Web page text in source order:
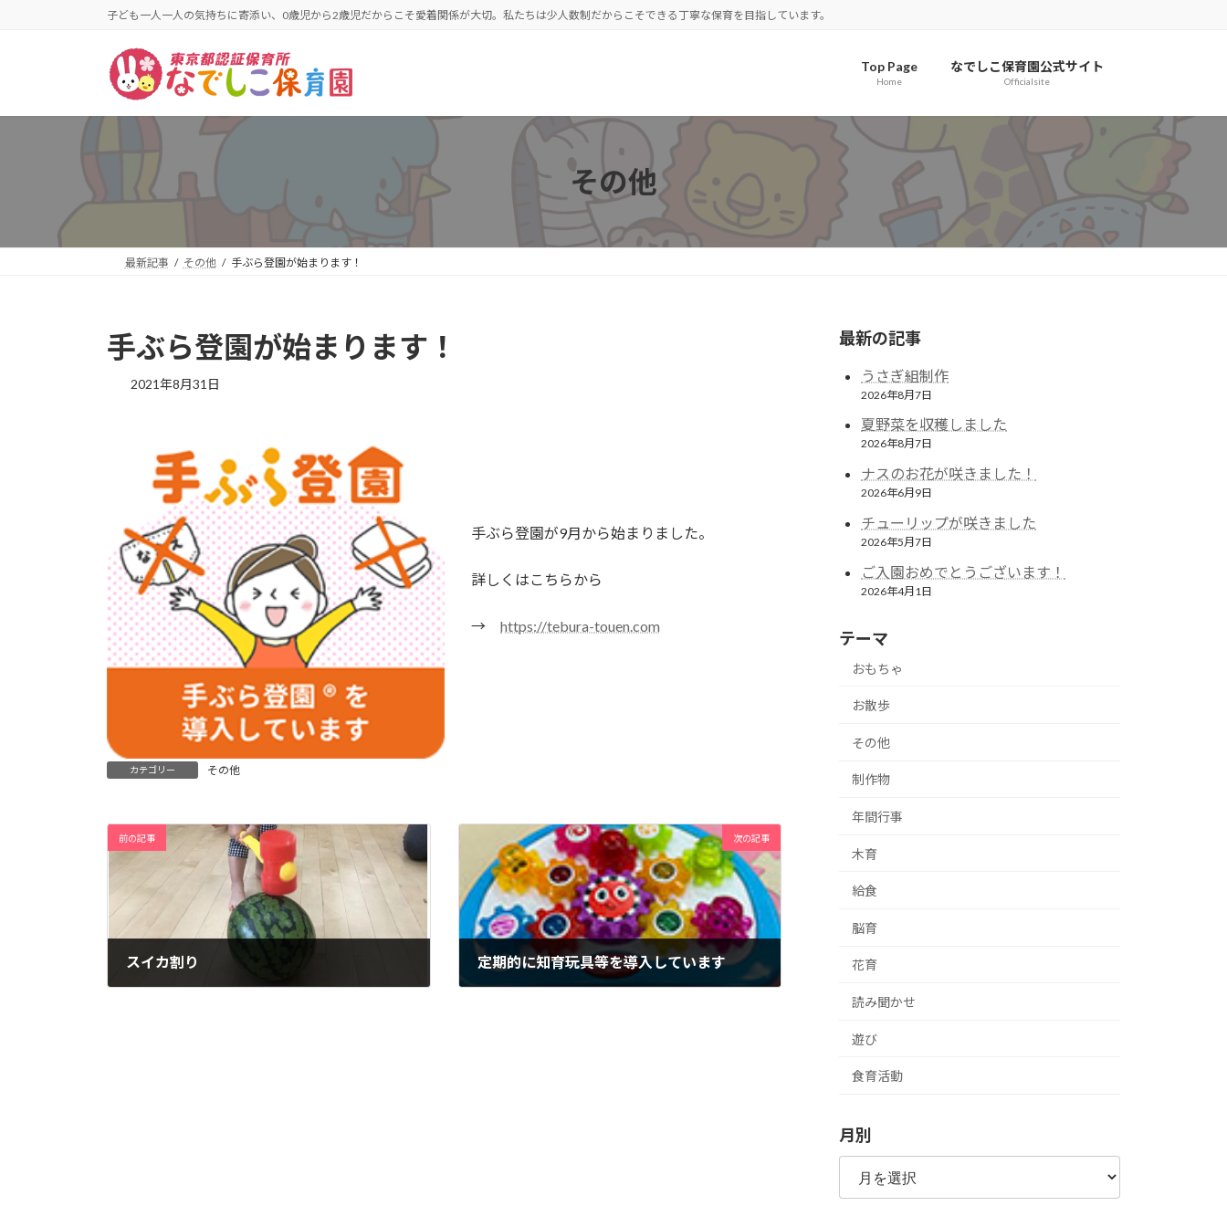
へ
ョ
子ども一人一人の気持ちに寄添い、0歳児から2歳児だからこそ愛着関係が大切。私たちは少人数制だからこそできる丁寧な保育を目指しています。
Top Page
Home
なでしこ保育園公式サイト
Officialsite
その他
最新記事 その他 手ぶら登園が始まります！
手ぶら登園が始まります！
2021年8月31日
手ぶら登園が9月から始まりました。
詳しくはこちらから
→https://tebura-touen.com
カテゴリー その他
前の記事
スイカ割り
次の記事
定期的に知育玩具等を導入しています
最新の記事
うさぎ組制作
2026年8月7日
夏野菜を収穫しました
2026年8月7日
ナスのお花が咲きました！
2026年6月9日
チューリップが咲きました
2026年5月7日
ご入園おめでとうございます！
2026年4月1日
テーマ
おもちゃ
お散歩
その他
制作物
年間行事
木育
給食
脳育
花育
読み聞かせ
遊び
食育活動
月別
月